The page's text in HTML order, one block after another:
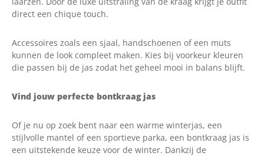
direct een chique touch.
Accessoires zoals een sjaal, handschoenen of een muts
kunnen de look compleet maken. Kies bij voorkeur kleuren
die passen bij de jas zodat het geheel mooi in balans blijft.
Vind jouw perfecte bontkraag jas
Of je nu op zoek bent naar een warme winterjas, een
stijlvolle mantel of een sportieve parka, een bontkraag jas is
een uitstekende keuze voor de winter. Dankzij de